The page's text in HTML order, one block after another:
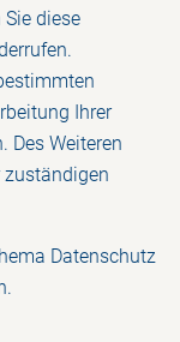
diese
Ihrer
Des Weiteren
zuständigen
Datenschutz